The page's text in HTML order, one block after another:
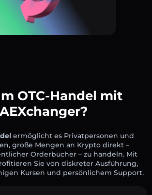
OTC-Handel mit
AEXchanger?
ermöglicht es Privatpersonen und
große Mengen an Krypto direkt –
Orderbücher – zu handeln. Mit
Sie von diskreter Ausführung,
Kursen und persönlichem Support.